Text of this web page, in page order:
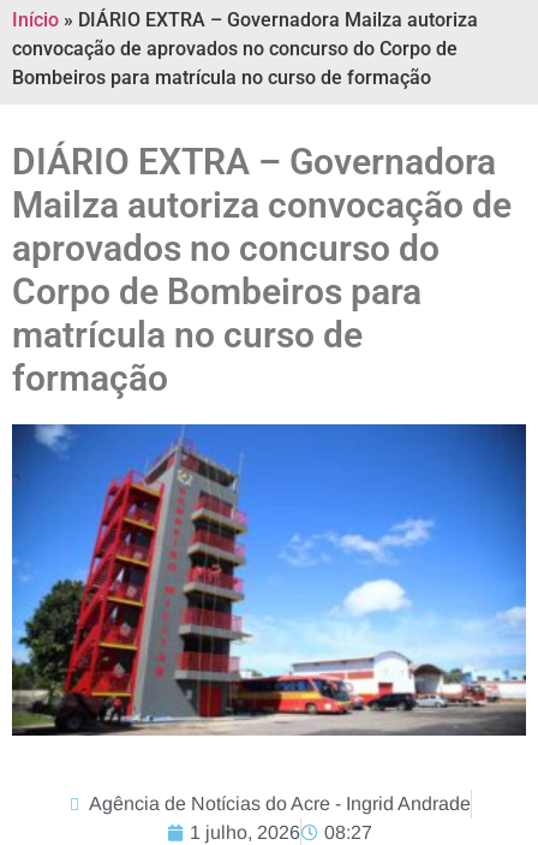
Início » DIÁRIO EXTRA – Governadora Mailza autoriza
convocação de aprovados no concurso do Corpo de
Bombeiros para matrícula no curso de formação
DIÁRIO EXTRA – Governadora
Mailza autoriza convocação de
aprovados no concurso do
Corpo de Bombeiros para
matrícula no curso de
formação
Agência de Notícias do Acre - Ingrid Andrade
1 julho, 2026
08:27